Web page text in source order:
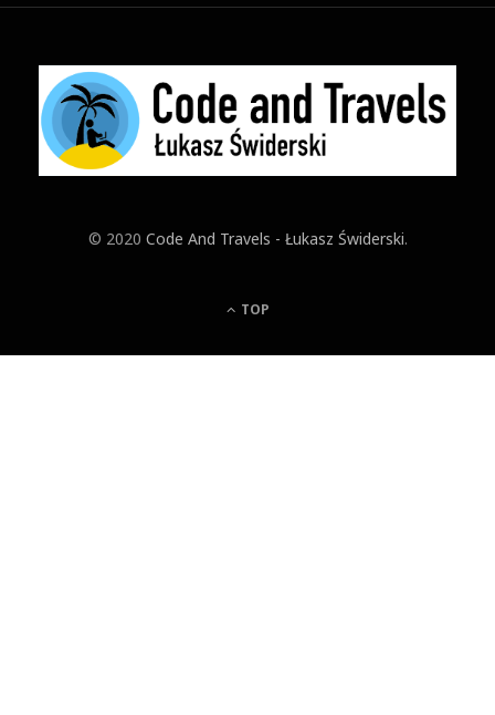
© 2020 Code And Travels - Łukasz Świderski.
TOP